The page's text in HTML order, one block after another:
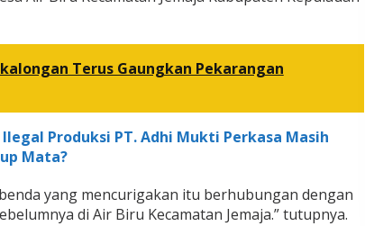
Terus Gaungkan Pekarangan
Ilegal Produksi PT. Adhi Mukti Perkasa Masih
Mata?
yang mencurigakan itu berhubungan dengan
di Air Biru Kecamatan Jemaja.” tutupnya.